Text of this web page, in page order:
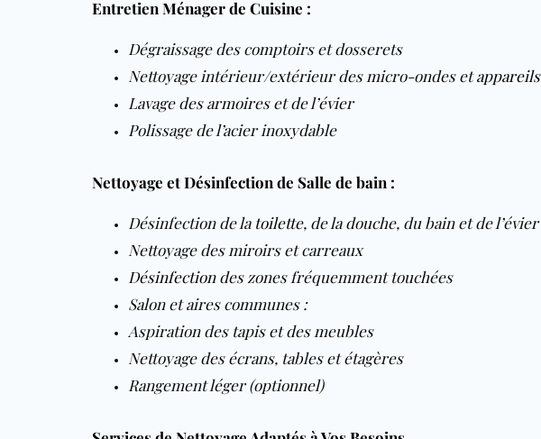
Entretien Ménager de Cuisine :
Dégraissage des comptoirs et dosserets
Nettoyage intérieur/extérieur des micro-ondes etappareils
Lavage des armoires et de l’évier
Polissage de l’acier inoxydable
Nettoyage et Désinfection de Salle de bain :
Désinfection de la toilette, de la douche, du bain et de l’évier
Nettoyage des miroirs et carreaux
Désinfectiondes zones fréquemment touchées
Salon et aires communes :
Aspiration des tapis et des meubles
Nettoyage des écrans, tables et étagères
Rangement léger (optionnel)